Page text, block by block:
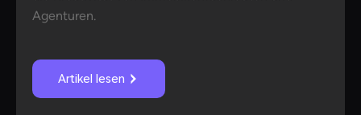
Agenturen.
Artikel lesen